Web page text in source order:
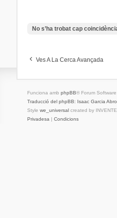
No s’ha trobat cap
Ves A La Cerca Avançada
Funciona amb phpBB® Forum
Traducció del phpBB: Isaac Garcia
Style we_universalcreated by
Privadesa | Condicions